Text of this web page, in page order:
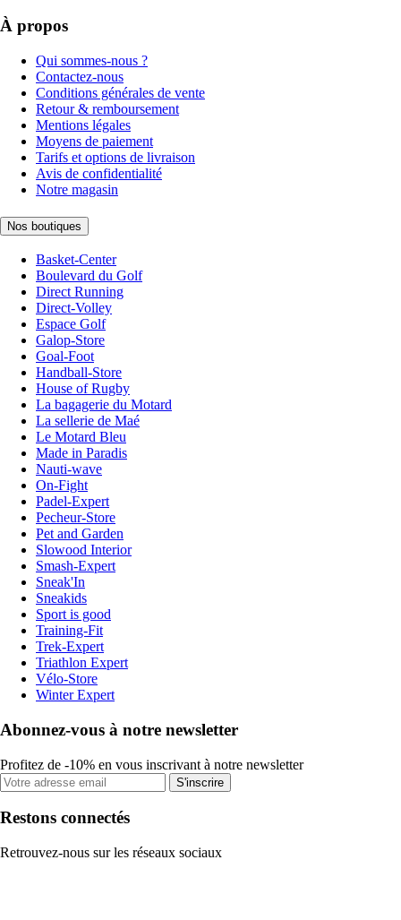
À propos
Qui sommes-nous ?
Contactez-nous
Conditions générales de vente
Retour & remboursement
Mentions légales
Moyens de paiement
Tarifs et options de livraison
Avis de confidentialité
Notre magasin
Nos boutiques
Basket-Center
Boulevard du Golf
Direct Running
Direct-Volley
Espace Golf
Galop-Store
Goal-Foot
Handball-Store
House of Rugby
La bagagerie du Motard
La sellerie de Maé
Le Motard Bleu
Made in Paradis
Nauti-wave
On-Fight
Padel-Expert
Pecheur-Store
Pet and Garden
Slowood Interior
Smash-Expert
Sneak'In
Sneakids
Sport is good
Training-Fit
Trek-Expert
Triathlon Expert
Vélo-Store
Winter Expert
Abonnez-vous à notre newsletter
Profitez de -10% en vous inscrivant à notre newsletter
S'inscrire
Restons connectés
Retrouvez-nous sur les réseaux sociaux